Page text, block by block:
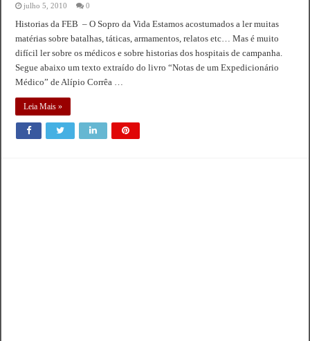
julho 5, 2010 0
Historias da FEB – O Sopro da Vida Estamos acostumados a ler muitas
matérias sobre batalhas, táticas, armamentos, relatos etc… Mas é muito
difícil ler sobre os médicos e sobre historias dos hospitais de campanha.
Segue abaixo um texto extraído do livro “Notas de um Expedicionário
Médico” de Alípio Corrêa …
Leia Mais »